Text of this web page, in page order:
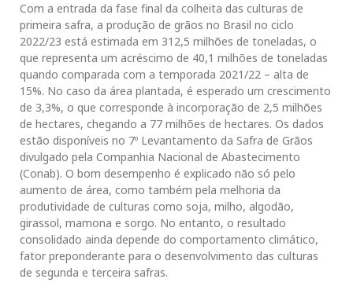
Com a entrada da fase final da colheita das culturas de
primeira safra, a produção de grãos no Brasil no ciclo
2022/23 está estimada em 312,5 milhões de toneladas, o
que representa um acréscimo de 40,1 milhões de toneladas
quando comparada com a temporada 2021/22 – alta de
15%. No caso da área plantada, é esperado um crescimento
de 3,3%, o que corresponde à incorporação de 2,5 milhões
de hectares, chegando a 77 milhões de hectares. Os dados
estão disponíveis no 7º Levantamento da Safra de Grãos
divulgado pela Companhia Nacional de Abastecimento
(Conab). O bom desempenho é explicado não só pelo
aumento de área, como também pela melhoria da
produtividade de culturas como soja, milho, algodão,
girassol, mamona e sorgo. No entanto, o resultado
consolidado ainda depende do comportamento climático,
fator preponderante para o desenvolvimento das culturas
de segunda e terceira safras.